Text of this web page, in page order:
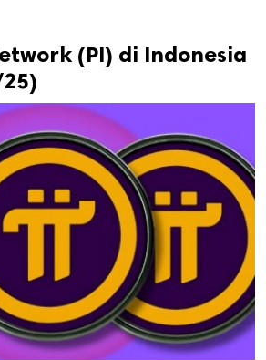
(PI) di Indonesia